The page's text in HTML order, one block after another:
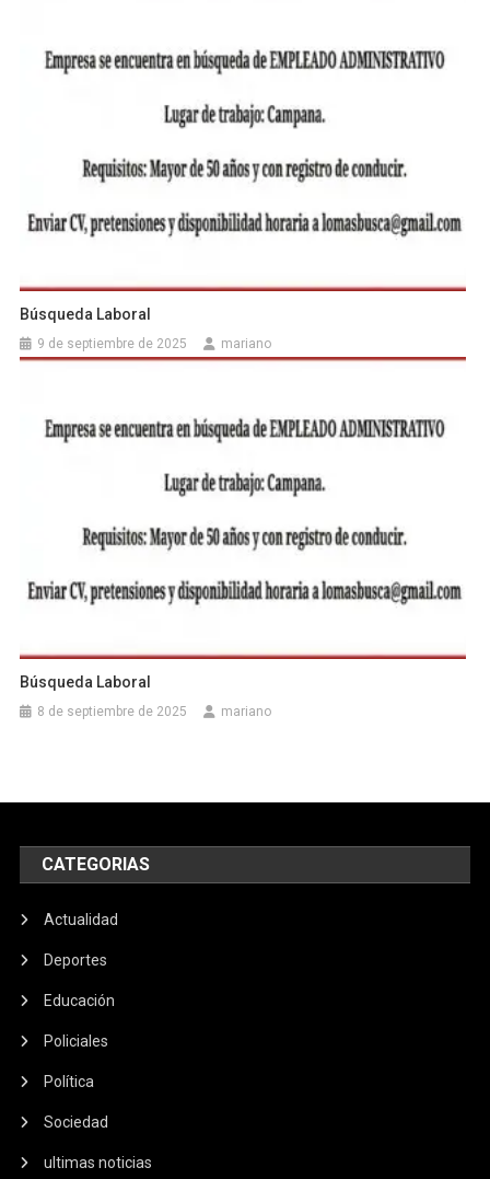
Búsqueda Laboral
9 de septiembre de 2025 mariano
Búsqueda Laboral
8 de septiembre de 2025 mariano
CATEGORIAS
Actualidad
Deportes
Educación
Policiales
Política
Sociedad
ultimas noticias